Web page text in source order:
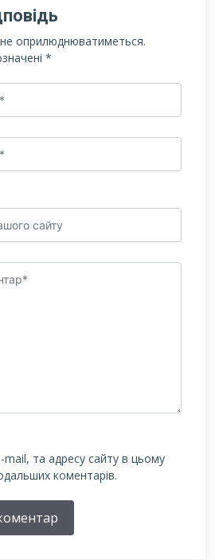
оприлюднюватиметься.
*
та адресу сайту в цьому
коментарів.